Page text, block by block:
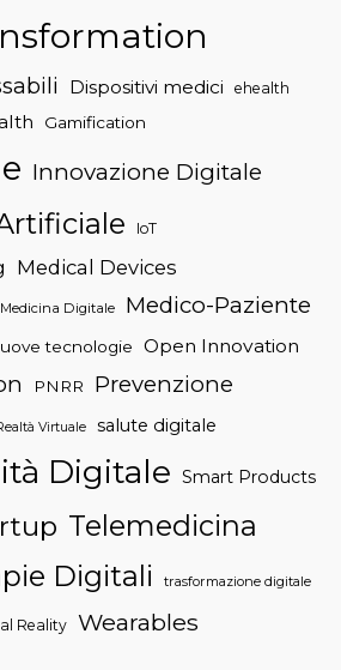
Dispositivi medici ehealth
Gamification
Innovazione Digitale
IoT
Medical Devices
Medicina Digitale
Medico-Paziente
tecnologie Open Innovation
PNRR
Prevenzione
Virtuale salute digitale
Digitale Smart Products
Telemedicina
Digitali trasformazione digitale
Reality Wearables